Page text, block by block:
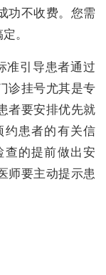
功不收费。您需
。
准引导患者通过
诊挂号尤其是专
者要安排优先就
约患者的有关信
的提前做出安
师要主动提示患